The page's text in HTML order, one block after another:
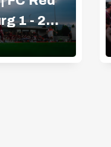
1 - 2
FK